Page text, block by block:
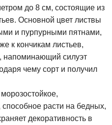
до 8 см, состоящие из
Основной цвет листвы
и пурпурными пятнами,
к кончикам листьев,
напоминающий силуэт
чему сорт и получил
способное расти на бедных,
декоративность в